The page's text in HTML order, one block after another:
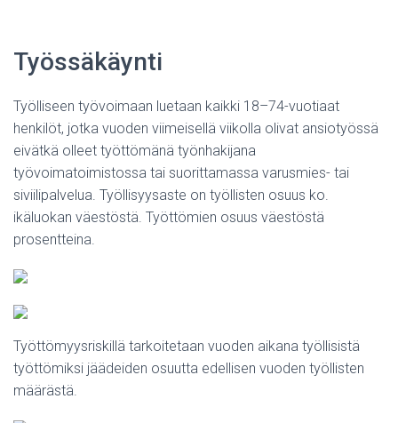
Työssäkäynti
Työlliseen työvoimaan luetaan kaikki 18–74-vuotiaat
henkilöt, jotka vuoden viimeisellä viikolla olivat ansiotyössä
eivätkä olleet työttömänä työnhakijana
työvoimatoimistossa tai suorittamassa varusmies- tai
siviilipalvelua. Työllisyysaste on työllisten osuus ko.
ikäluokan väestöstä. Työttömien osuus väestöstä
prosentteina.
Työttömyysriskillä tarkoitetaan vuoden aikana työllisistä
työttömiksi jäädeiden osuutta edellisen vuoden työllisten
määrästä.